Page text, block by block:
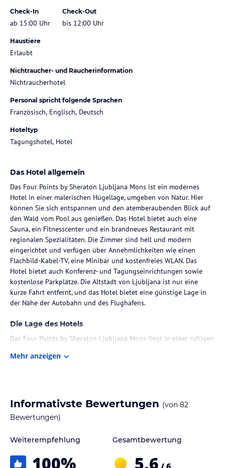
Check-In
ab 15:00 Uhr
Check-Out
bis 12:00 Uhr
Haustiere
Erlaubt
Nichtraucher- und Raucherinformation
Nichtraucherhotel
Personal spricht folgende Sprachen
Französisch, Englisch, Deutsch
Hoteltyp
Tagungshotel, Hotel
Das Hotel allgemein
Das Four Points by Sheraton Ljubljana Mons ist ein modernes
Hotel in einer malerischen Hügellage, umgeben von Natur. Hier
können Sie sich entspannen und den atemberaubenden Blick auf
den Wald vom Pool aus genießen. Das Hotel bietet auch eine
Sauna, ein Fitnesscenter und ein brandneues Restaurant mit
regionalen Spezialitäten. Die Zimmer sind hell und modern
eingerichtet und verfügen über Annehmlichkeiten wie einen
Flachbild-Kabel-TV, eine Minibar und kostenfreies WLAN. Das
Hotel bietet auch Konferenz- und Tagungseinrichtungen sowie
kostenlose Parkplätze. Die Altstadt von Ljubljana ist nur eine
kurze Fahrt entfernt, und das Hotel bietet eine günstige Lage in
der Nähe der Autobahn und des Flughafens.
Die Lage des Hotels
Das Four Points by Sheraton Ljubljana Mons liegt in einer ruhigen
gute Anbindung an das Stadtzentrum, den Wasserpark Atlantis
Skigebiet etwa 30 km entfernt ist.
Zimmer / Unterbringung im Hotel
Das Hotel verfügt über 114 Zimmer, die über einen Aufzug
eingerichtet und verfügen über Klimaanlage, Heizung, ein
Mehr anzeigen
Informativste Bewertungen (von 82
Bewertungen)
Weiterempfehlung
100%
Gesamtbewertung
5,6